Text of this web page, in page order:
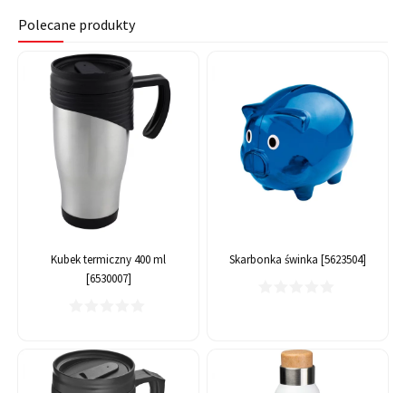
Polecane produkty
Kubek termiczny 400 ml
[6530007]
Skarbonka świnka [5623504]